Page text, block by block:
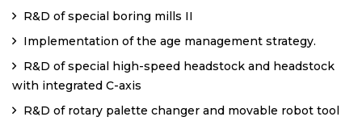
R&D of special boring mills II
Implementation of the age management strategy.
R&D of special high-speed headstock and headstock
with integrated C-axis
R&D of rotary palette changer and movable robot tool